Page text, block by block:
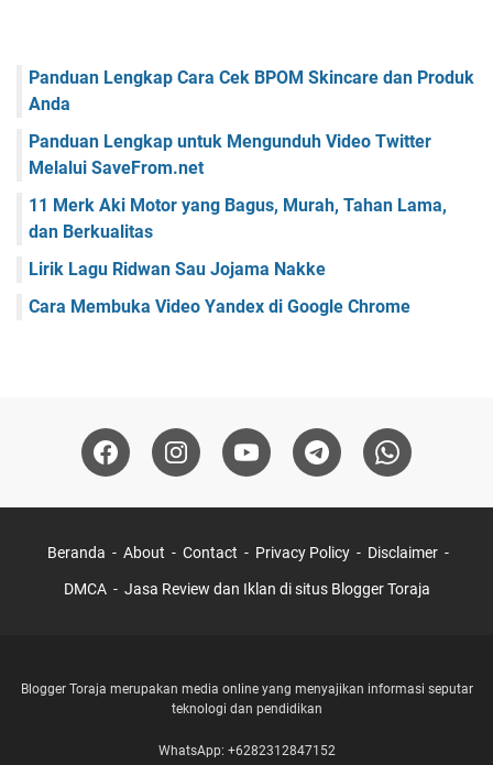
Panduan Lengkap Cara Cek BPOM Skincare dan Produk
Anda
Panduan Lengkap untuk Mengunduh Video Twitter
Melalui SaveFrom.net
11 Merk Aki Motor yang Bagus, Murah, Tahan Lama,
dan Berkualitas
Lirik Lagu Ridwan Sau Jojama Nakke
Cara Membuka Video Yandex di Google Chrome
Beranda About Contact Privacy Policy Disclaimer
DMCA Jasa Review dan Iklan di situs Blogger Toraja
Blogger Toraja merupakan media online yang menyajikan informasi seputar
teknologi dan pendidikan
WhatsApp: +6282312847152